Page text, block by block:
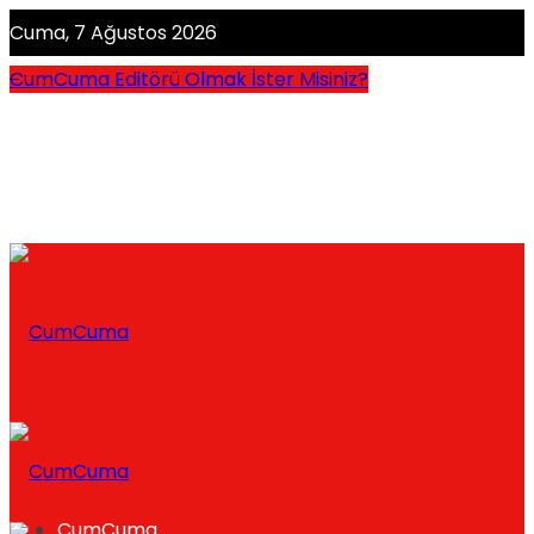
Cuma, 7 Ağustos 2026
CumCuma Editörü Olmak İster Misiniz?